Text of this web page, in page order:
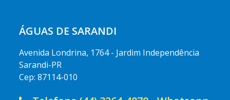
ÁGUAS DE SARANDI
Avenida Londrina, 1764 - Jardim Independência
Sarandi-PR
Cep: 87114-010